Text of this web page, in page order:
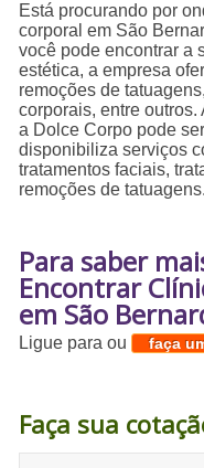
Está procurando por
corporal em São
você pode encontrar a
estética, a empresa
remoções de
corporais, entre
a Dolce Corpo pode
disponibiliza serviços
tratamentos faciais,
remoções de tatuagens.
Para saber
Encontrar
em São
Ligue paraou faça
Faça sua